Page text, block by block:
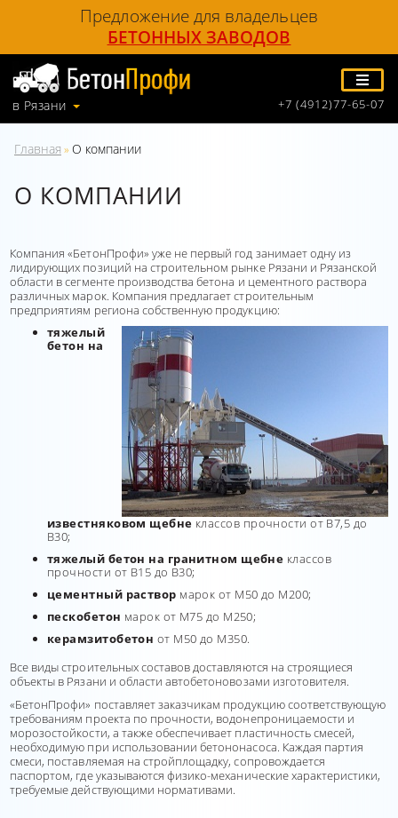
Предложение для владельцев
БЕТОННЫХ ЗАВОДОВ
в Рязани +7 (4912)77-65-07
Главная » О компании
О КОМПАНИИ
Компания «БетонПрофи» уже не первый год занимает одну из
лидирующих позиций на строительном рынке Рязани и Рязанской
области в сегменте производства бетона и цементного раствора
различных марок. Компания предлагает строительным
предприятиям региона собственную продукцию:
тяжелый
бетон на
известняковом щебне классов прочности от В7,5 до
В30;
тяжелый бетон на гранитном щебне классов
прочности от В15 до В30;
цементный раствор марок от М50 до М200;
пескобетон марок от М75 до М250;
керамзитобетон от М50 до М350.
Все виды строительных составов доставляются на строящиеся
объекты в Рязани и области автобетоновозами изготовителя.
«БетонПрофи» поставляет заказчикам продукцию соответствующую
требованиям проекта по прочности, водонепроницаемости и
морозостойкости, а также обеспечивает пластичность смесей,
необходимую при использовании бетононасоса. Каждая партия
смеси, поставляемая на стройплощадку, сопровождается
паспортом, где указываются физико-механические характеристики,
требуемые действующими нормативами.